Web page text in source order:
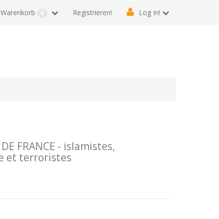
Registrieren! Log In!
Warenkorb 0
FRANCE - islamistes,
et terroristes